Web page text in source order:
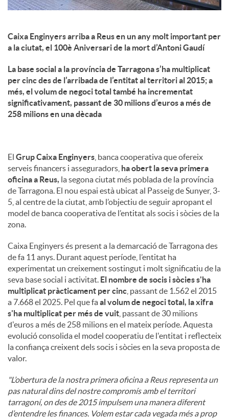
Caixa Enginyers arriba a Reus en un any molt important per
a la ciutat, el 100è Aniversari de la mort d’Antoni Gaudí
La base social a la província de Tarragona s’ha multiplicat
per cinc des de l’arribada de l’entitat al territori al 2015; a
més, el volum de negoci total també ha incrementat
significativament, passant de 30 milions d’euros a més de
258 milions en una dècada
El Grup Caixa Enginyers , banca cooperativa que ofereix
serveis financers i asseguradors, ha obert la seva primera
oficina a Reus, la segona ciutat més poblada de la província
de Tarragona. El nou espai està ubicat al Passeig de Sunyer, 3-
5, al centre de la ciutat, amb l’objectiu de seguir apropant el
model de banca cooperativa de l’entitat als socis i sòcies de la
zona.
Caixa Enginyers és present a la demarcació de Tarragona des
de fa 11 anys. Durant aquest període, l’entitat ha
experimentat un creixement sostingut i molt significatiu de la
seva base social i activitat. El nombre de socis i sòcies s'ha
multiplicat pràcticament per cinc , passant de 1.562 el 2015
a 7.668 el 2025. Pel que faal volum de negoci total, la xifra
s'ha multiplicat per més de vuit , passant de 30 milions
d'euros a més de 258 milions en el mateix període. Aquesta
evolució consolida el model cooperatiu de l'entitat i reflecteix
la confiança creixent dels socis i sòcies en la seva proposta de
valor.
"L’obertura de la nostra primera oficina a Reus representa un
pas natural dins del nostre compromís amb el territori
tarragoní, on des de 2015 impulsem una manera diferent
d’entendre les finances. Volem estar cada vegada més a prop